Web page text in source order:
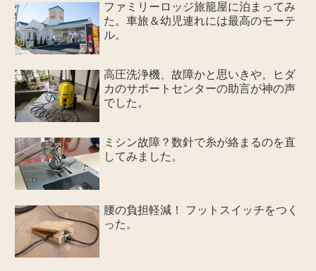
ファミリーロッジ旅籠屋に泊まってみ
た。車旅＆幼児連れには最高のモーテ
ル。
高圧洗浄機、故障かと思いきや。ヒダ
カのサポートセンターの助言が神の声
でした。
ミシン故障？数針で糸が絡まるのを直
してみました。
腰の負担軽減！ フットスイッチをつく
った。